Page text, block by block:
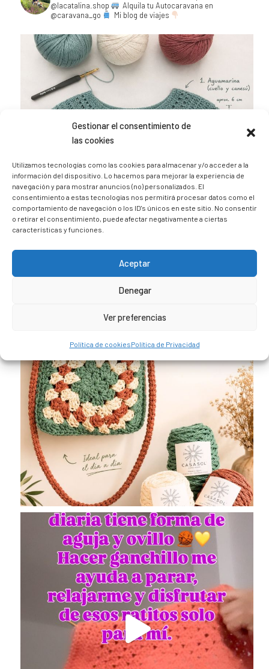
Gestionar el consentimiento de
las cookies
Utilizamos tecnologías como las cookies para almacenar y/o acceder a la
información del dispositivo. Lo hacemos para mejorar la experiencia de
navegación y para mostrar anuncios (no) personalizados. El
consentimiento a estas tecnologías nos permitirá procesar datos como el
comportamiento de navegación o los ID's únicos en este sitio. No consentir
o retirar el consentimiento, puede afectar negativamente a ciertas
características y funciones.
Aceptar
Denegar
Ver preferencias
Política de cookiesPolítica de Privacidad
@lacatalina.shop
Alquila tu Autocaravana en
@caravana_go
Mi blog de viajes